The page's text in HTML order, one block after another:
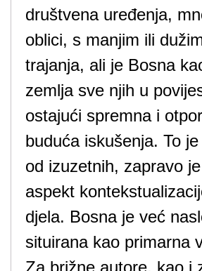
društvena uređenja,
oblici, s manjim ili
trajanja, ali je Bosna
zemlja sve njih u
ostajući spremna i
buduća iskušenja. To
od izuzetnih, zapravo
aspekt
djela. Bosna je već
situirana kao primarna
Za brižne autore, kao i